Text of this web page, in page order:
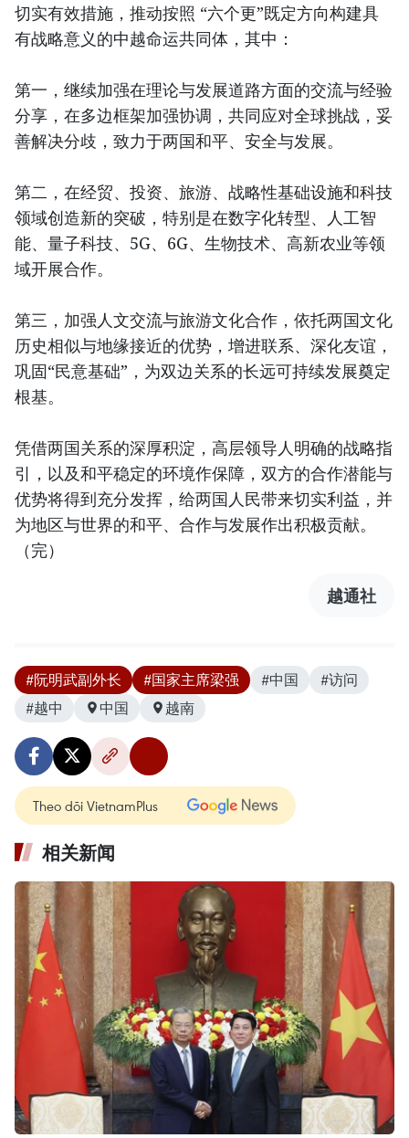
切实有效措施，推动按照 “六个更”既定方向构建具
有战略意义的中越命运共同体，其中：
第一，继续加强在理论与发展道路方面的交流与经验
分享，在多边框架加强协调，共同应对全球挑战，妥
善解决分歧，致力于两国和平、安全与发展。
第二，在经贸、投资、旅游、战略性基础设施和科技
领域创造新的突破，特别是在数字化转型、人工智
能、量子科技、5G、6G、生物技术、高新农业等领
域开展合作。
第三，加强人文交流与旅游文化合作，依托两国文化
历史相似与地缘接近的优势，增进联系、深化友谊，
巩固“民意基础”，为双边关系的长远可持续发展奠定
根基。
凭借两国关系的深厚积淀，高层领导人明确的战略指
引，以及和平稳定的环境作保障，双方的合作潜能与
优势将得到充分发挥，给两国人民带来切实利益，并
为地区与世界的和平、合作与发展作出积极贡献。
（完）
越通社
#阮明武副外长 #国家主席梁强 #中国
#访问
#越中
中国 越南
Theo dõi VietnamPlus
相关新闻